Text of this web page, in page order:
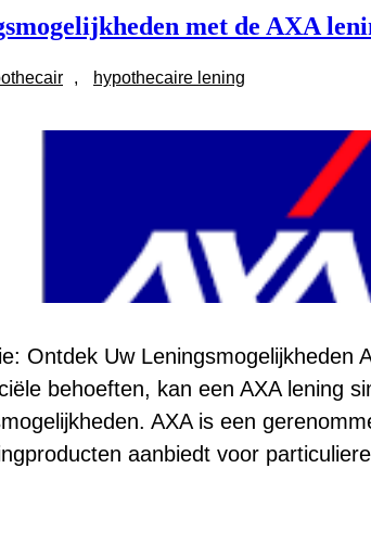
met de AXA
, hypothecaire lening
Ontdek Uw Leningsmogelijkheden
behoeften, kan een AXA lening
AXA is een
aanbiedt voor